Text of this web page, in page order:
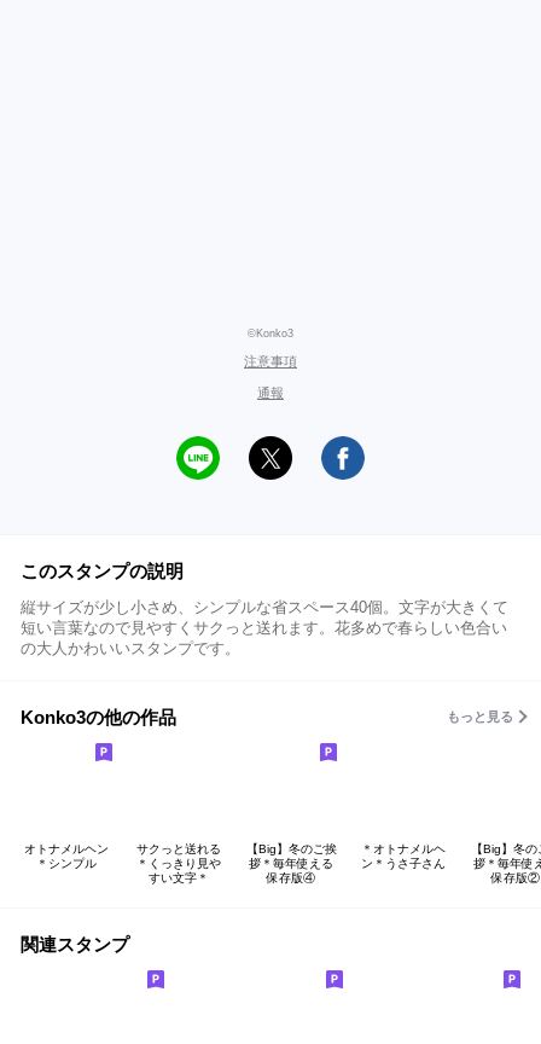
©Konko3
注意事項
通報
このスタンプの説明
縦サイズが少し小さめ、シンプルな省スペース40個。文字が大きくて
短い言葉なので見やすくサクっと送れます。花多めで春らしい色合い
の大人かわいいスタンプです。
Konko3の他の作品 もっと見る
オトナメルヘン
＊シンプル
サクっと送れる
＊くっきり見や
すい文字＊
【Big】冬のご挨
拶＊毎年使える
保存版④
＊オトナメルヘ
ン＊うさ子さん
【Big】冬の
拶＊毎年使
保存版②
関連スタンプ